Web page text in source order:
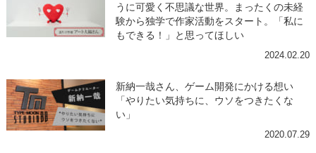
うに可愛く不思議な世界。まったくの未経
験から独学で作家活動をスタート。「私に
もできる！」と思ってほしい
2024.02.20
新納一哉さん、ゲーム開発にかける想い
「やりたい気持ちに、ウソをつきたくな
い」
2020.07.29